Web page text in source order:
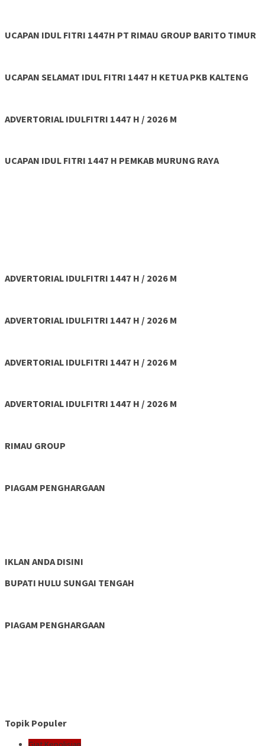
UCAPAN IDUL FITRI 1447H PT RIMAU GROUP BARITO TIMUR
UCAPAN SELAMAT IDUL FITRI 1447 H KETUA PKB KALTENG
ADVERTORIAL IDULFITRI 1447 H / 2026 M
UCAPAN IDUL FITRI 1447 H PEMKAB MURUNG RAYA
ADVERTORIAL IDULFITRI 1447 H / 2026 M
ADVERTORIAL IDULFITRI 1447 H / 2026 M
ADVERTORIAL IDULFITRI 1447 H / 2026 M
ADVERTORIAL IDULFITRI 1447 H / 2026 M
RIMAU GROUP
PIAGAM PENGHARGAAN
IKLAN ANDA DISINI
BUPATI HULU SUNGAI TENGAH
PIAGAM PENGHARGAAN
Topik Populer